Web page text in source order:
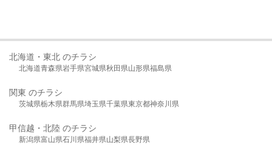
北海道・東北 のチラシ
北海道青森県岩手県宮城県秋田県山形県福島県
関東 のチラシ
茨城県栃木県群馬県埼玉県千葉県東京都神奈川県
甲信越・北陸 のチラシ
新潟県富山県石川県福井県山梨県長野県